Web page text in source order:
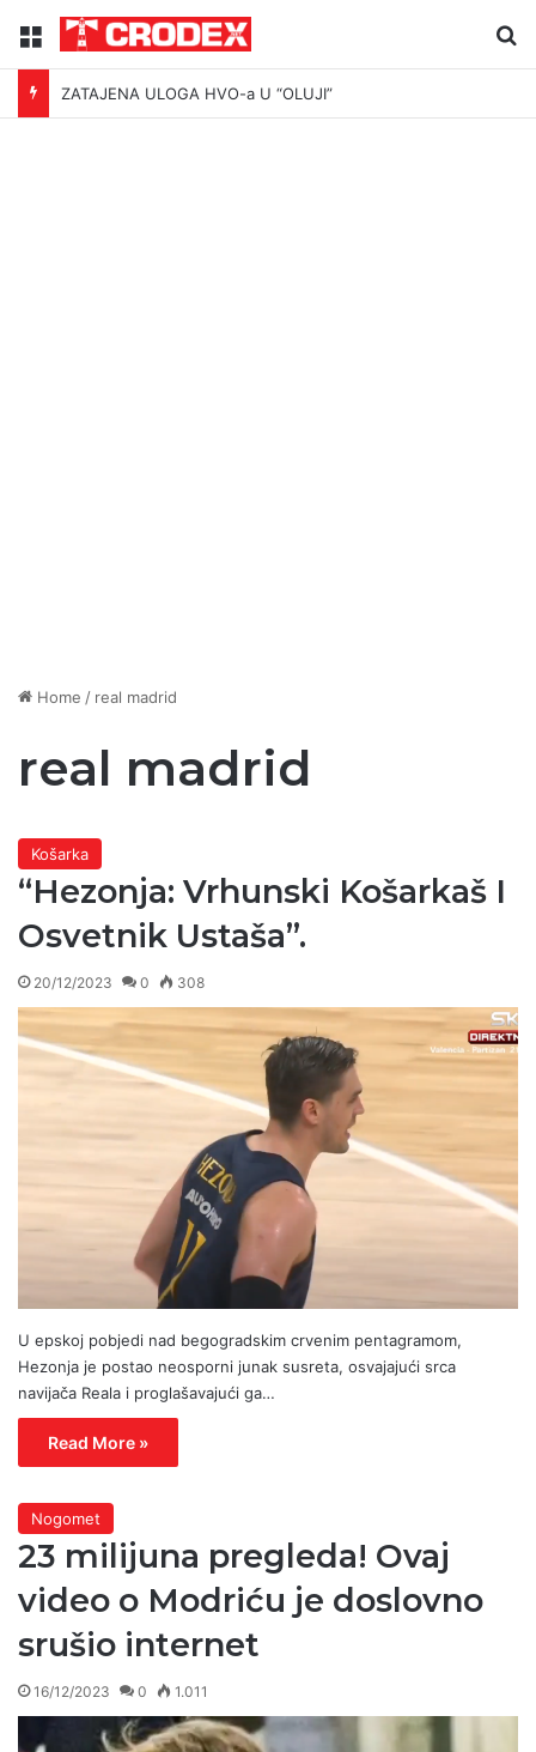
Menu
ZATAJENA ULOGA HVO-a U “OLUJI”
Home / real madrid
real madrid
Košarka
“Hezonja: Vrhunski Košarkaš I
Osvetnik Ustaša”.
20/12/2023 0 308
U epskoj pobjedi nad begogradskim crvenim pentagramom,
Hezonja je postao neosporni junak susreta, osvajajući srca
navijača Reala i proglašavajući ga…
Read More »
Nogomet
23 milijuna pregleda! Ovaj
video o Modriću je doslovno
srušio internet
16/12/2023 0 1.011